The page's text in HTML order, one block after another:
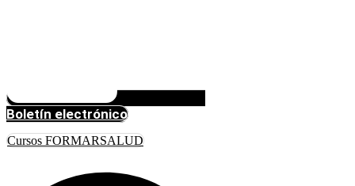
Boletín electrónico
Cursos FORMARSALUD